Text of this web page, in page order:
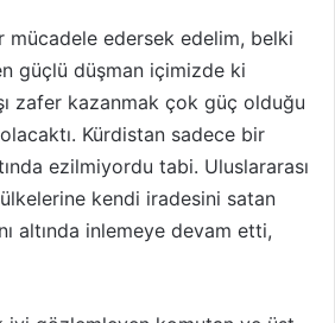
mücadele edersek edelim, belki
güçlü düşman içimizde ki
zafer kazanmak çok güç olduğu
Kürdistan sadece bir
ezilmiyordu tabi. Uluslararası
kendi iradesini satan
altında inlemeye devam etti,